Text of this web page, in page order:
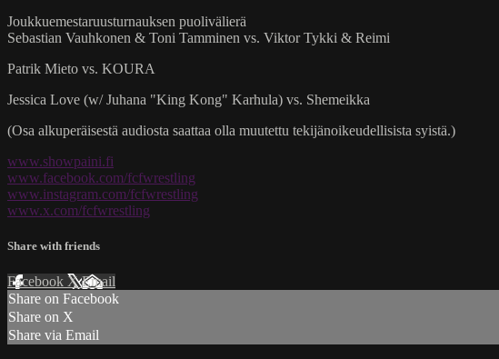
Joukkuemestaruusturnauksen puolivälierä
Sebastian Vauhkonen & Toni Tamminen vs. Viktor Tykki & Reimi
Patrik Mieto vs. KOURA
Jessica Love (w/ Juhana "King Kong" Karhula) vs. Shemeikka
(Osa alkuperäisestä audiosta saattaa olla muutettu tekijänoikeudellisista syistä.)
www.showpaini.fi
www.facebook.com/fcfwrestling
www.instagram.com/fcfwrestling
www.x.com/fcfwrestling
Share with friends
Facebook XEmail
Share on Facebook
Share on X
Share via Email